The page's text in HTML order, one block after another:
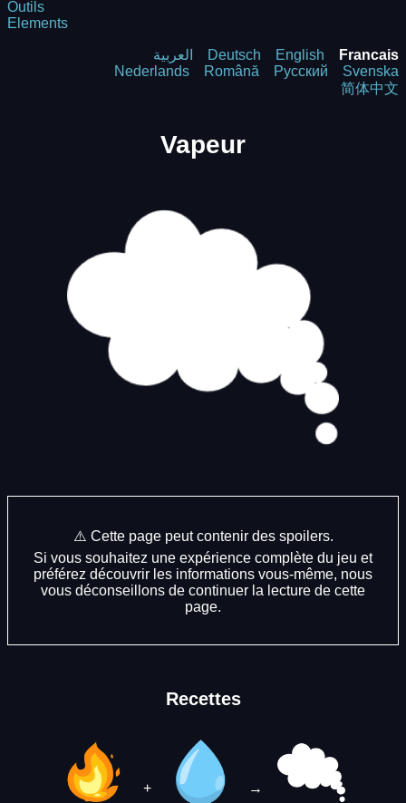
Outils
Elements
العربية Deutsch English
Francais
Nederlands
Română Русский
Svenska
简体中文
Vapeur
⚠️ Cette page peut contenir des spoilers.
Si vous souhaitez une expérience complète du jeu et
préférez découvrir les informations vous-même, nous
vous déconseillons de continuer la lecture de cette
page.
Recettes
+ →